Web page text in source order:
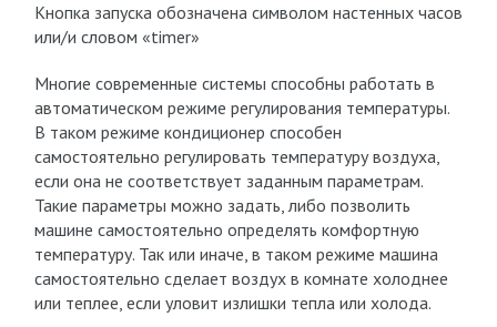
Кнопка запуска обозначена символом настенных часов
или/и словом «timer»
Многие современные системы способны работать в
автоматическом режиме регулирования температуры.
В таком режиме кондиционер способен
самостоятельно регулировать температуру воздуха,
если она не соответствует заданным параметрам.
Такие параметры можно задать, либо позволить
машине самостоятельно определять комфортную
температуру. Так или иначе, в таком режиме машина
самостоятельно сделает воздух в комнате холоднее
или теплее, если уловит излишки тепла или холода.